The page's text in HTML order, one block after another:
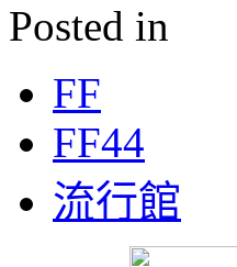
Posted in
FF
FF44
流行館